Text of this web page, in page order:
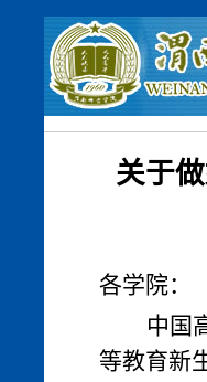
关于
各学院：
中国
等教育新